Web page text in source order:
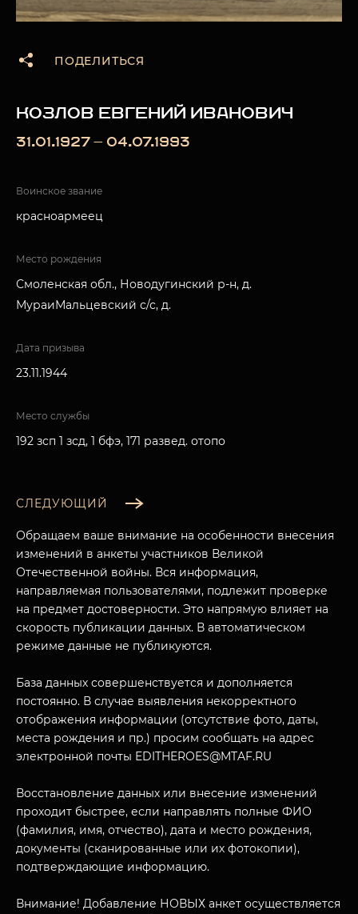
МУЗЕЙНЫЙ КОМПЛЕКС
ПОСЕТИТЕЛЯМ
НАЗАД
ПОДЕЛИТЬСЯ
КОЗЛОВ ЕВГЕНИЙ ИВАНОВИЧ
31.01.1927 — 04.07.1993
Воинское звание
красноармеец
Место рождения
Смоленская обл., Новодугинский р-н, д.
МураиМальцевский с/с, д.
Дата призыва
23.11.1944
Место службы
192 зсп 1 зсд, 1 бфэ, 171 развед. отопо
СЛЕДУЮЩИЙ
Обращаем ваше внимание на особенности внесения
изменений в анкеты участников Великой
Отечественной войны. Вся информация,
направляемая пользователями, подлежит проверке
на предмет достоверности. Это напрямую влияет на
скорость публикации данных. В автоматическом
режиме данные не публикуются.
База данных совершенствуется и дополняется
постоянно. В случае выявления некорректного
отображения информации (отсутствие фото, даты,
места рождения и пр.) просим сообщать на адрес
электронной почты EDITHEROES@MTAF.RU
Восстановление данных или внесение изменений
проходит быстрее, если направлять полные ФИО
(фамилия, имя, отчество), дата и место рождения,
документы (сканированные или их фотокопии),
подтверждающие информацию.
Внимание! Добавление НОВЫХ анкет осуществляется